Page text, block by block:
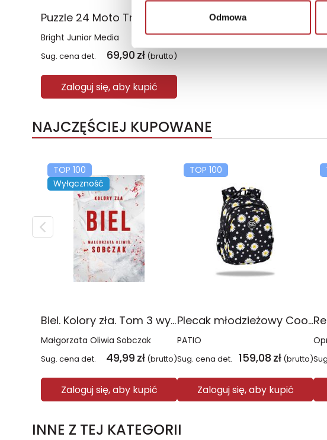
Odmowa
Bright Junior Media
Sug. cena det. 69,90 zł (brutto)
Zaloguj się, aby kupić
NAJCZĘŚCIEJ KUPOWANE
TOP 100
Wyłączność
Biel. Kolory zła. Tom 3 wyd. 2025
Małgorzata Oliwia Sobczak
Sug. cena det. 49,99 zł (brutto)
Zaloguj się, aby kupić
TOP 100
Plecak młodzieżowy Coolpack Jerry Daisy Black
PATIO
Sug. cena det. 159,08 zł (brutto)
Zaloguj się, aby kupić
INNE Z TEJ KATEGORII